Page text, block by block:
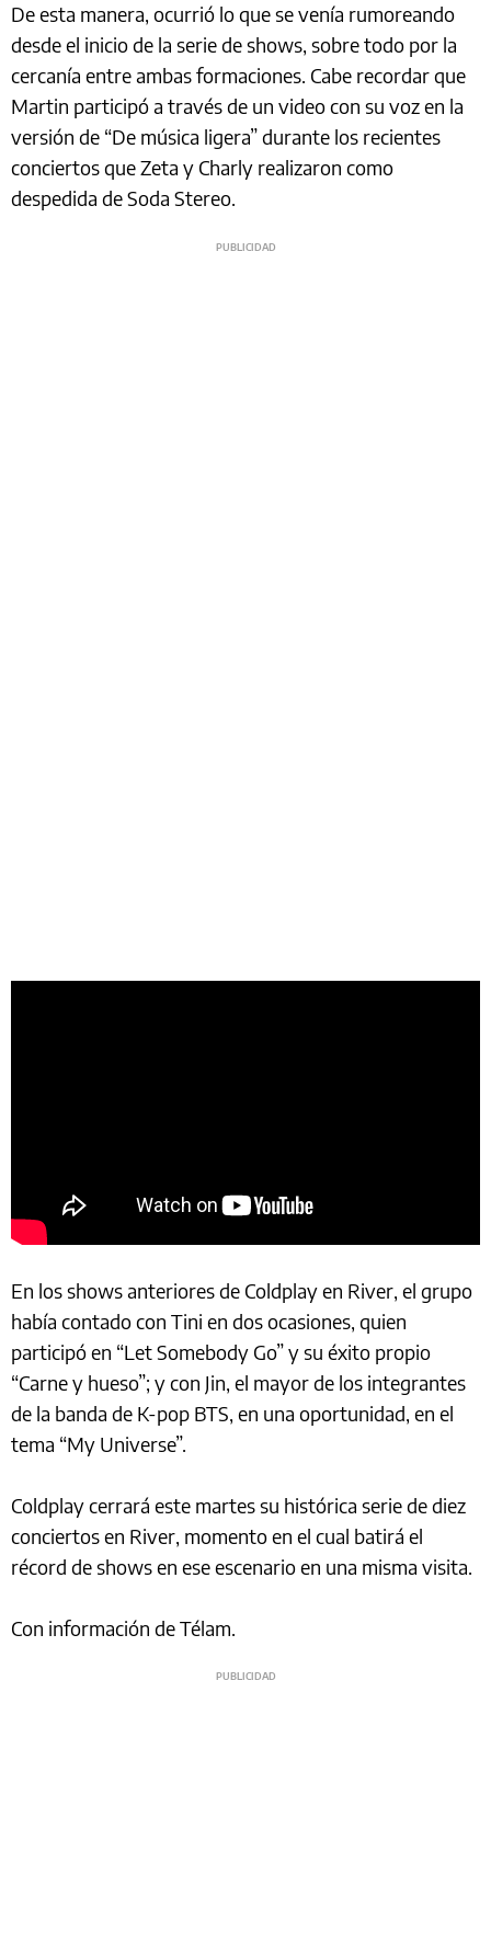
De esta manera, ocurrió lo que se venía rumoreando
desde el inicio de la serie de shows, sobre todo por la
cercanía entre ambas formaciones. Cabe recordar que
Martin participó a través de un video con su voz en la
versión de “De música ligera” durante los recientes
conciertos que Zeta y Charly realizaron como
despedida de Soda Stereo.
En los shows anteriores de Coldplay en River, el grupo
había contado con Tini en dos ocasiones, quien
participó en “Let Somebody Go” y su éxito propio
“Carne y hueso”; y con Jin, el mayor de los integrantes
de la banda de K-pop BTS, en una oportunidad, en el
tema “My Universe”.
Coldplay cerrará este martes su histórica serie de diez
conciertos en River, momento en el cual batirá el
récord de shows en ese escenario en una misma visita.
Con información de Télam.